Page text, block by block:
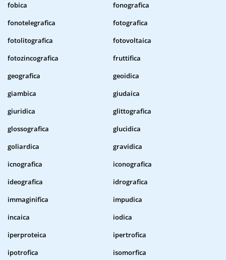
fobica
fonografica
fonotelegrafica
fotografica
fotolitografica
fotovoltaica
fotozincografica
fruttifica
geografica
geoidica
giambica
giudaica
giuridica
glittografica
glossografica
glucidica
goliardica
gravidica
icnografica
iconografica
ideografica
idrografica
immaginifica
impudica
incaica
iodica
iperproteica
ipertrofica
ipotrofica
isomorfica